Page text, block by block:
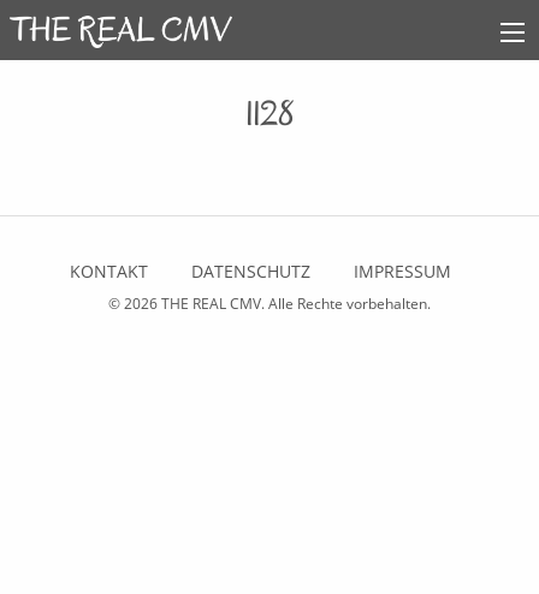
1128
KONTAKT DATENSCHUTZ IMPRESSUM
© 2026THE REAL CMV. Alle Rechte vorbehalten.